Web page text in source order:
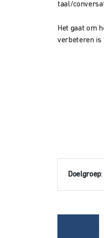
taal/
Het gaat om
verbeteren is
Doelgroep